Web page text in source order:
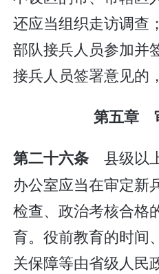
还应当组织走访调查
部队接兵人员参加并
接兵人员签署意见的
第五章
第二十六条 县级以
办公室应当在审定新
检查、政治考核合格
育。役前教育的时间
关保障等由省级人民